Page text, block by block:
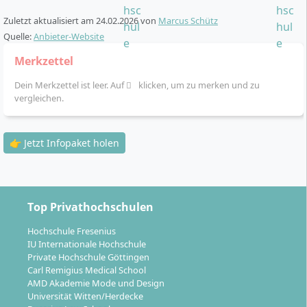
Jetzt Broschüre anfordern …
Analyse und Entwicklung von Organisationen, Arbeits-,
Organisations- und Wirtschaftspsychologie, Artificial
Intelligence, Betriebliches Gesundheitsmanagement,
Digitalisierung in Wirtschaft und Gesellschaft,
Diversity Management, Gesprächsführung, HR
Controlling, Human Performance, Management
Consulting, Personalgewinnung und -auswahl,
Projektmanagement, Psychologie der Persönlichkeit,
Recht der Arbeitsverhältnisse.
So flexibel ist die Regelstudienzeit im
Fernstudium Personalentwicklung
An der IU Internationalen Hochschule entscheiden Sie
sich im berufsbegleitenden Fernstudium für eines von
Zuletzt aktualisiert am 24.02.2026von Marcus Schütz
Quelle:Anbieter-Website
Merkzettel
Dein Merkzettel ist leer. Auf
klicken, um zu merken und zu
vergleichen.
👉 Jetzt Infopaket holen
Top Privathochschulen
Hochschule Fresenius
IU Internationale Hochschule
Private Hochschule Göttingen
Carl Remigius Medical School
AMD Akademie Mode und Design
Universität Witten/Herdecke